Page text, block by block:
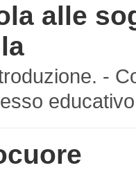
alle
-